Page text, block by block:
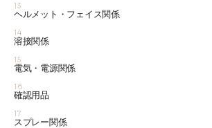
13
ヘルメット・フェイス関係
14
溶接関係
15
電気・電源関係
16
確認用品
17
スプレー関係